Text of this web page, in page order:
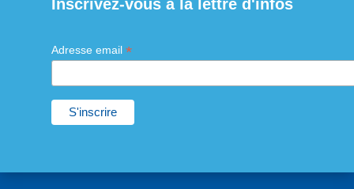
Inscrivez-vous à la lettre d'infos
Adresse email *